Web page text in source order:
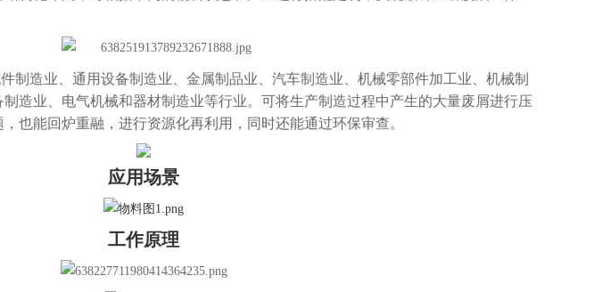
制造业、通用设备制造业、金属制品业、汽车制造业、机械零部件加工业、机械制
造业、电气机械和器材制造业等行业。可将生产制造过程中产生的大量废屑进行压
也能回炉重融，进行资源化再利用，同时还能通过环保审查。
应用场景
工作原理